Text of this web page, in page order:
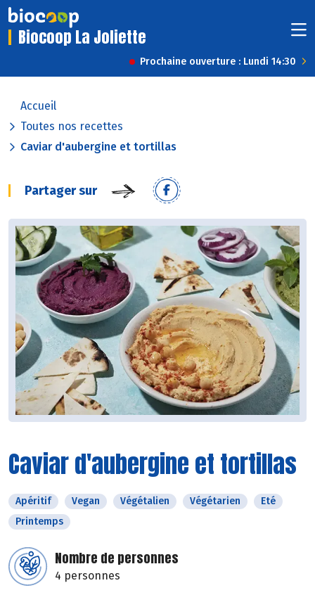
Biocoop La Joliette
Prochaine ouverture : Lundi 14:30
Accueil
Toutes nos recettes
Caviar d'aubergine et tortillas
Partager sur
Caviar d'aubergine et tortillas
Apéritif Vegan Végétalien Végétarien
Eté
Printemps
Nombre de personnes
4 personnes